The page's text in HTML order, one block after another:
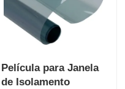
Película para Janela
de Isolamento